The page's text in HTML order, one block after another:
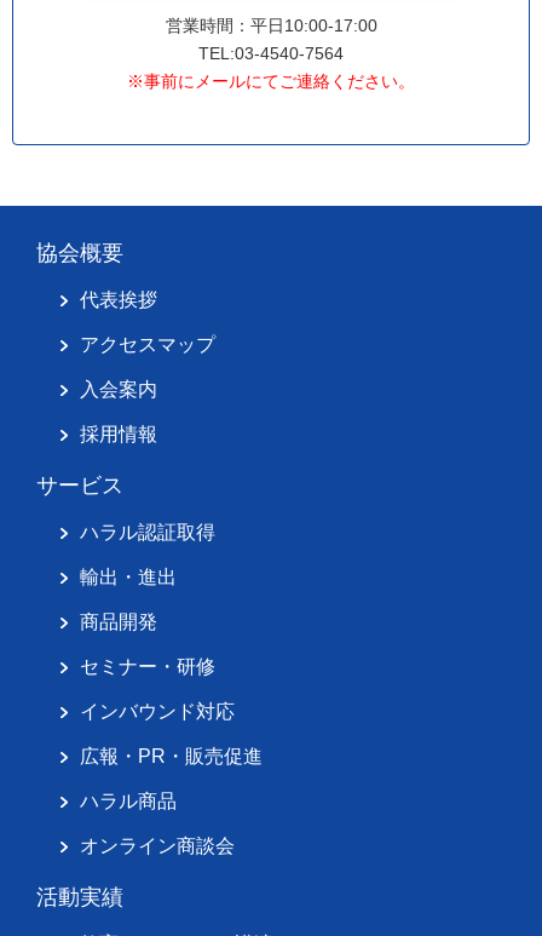
営業時間：平日10:00-17:00
TEL:03-4540-7564
※事前にメールにてご連絡ください。
協会概要
代表挨拶
アクセスマップ
入会案内
採用情報
サービス
ハラル認証取得
輸出・進出
商品開発
セミナー・研修
インバウンド対応
広報・PR・販売促進
ハラル商品
オンライン商談会
活動実績